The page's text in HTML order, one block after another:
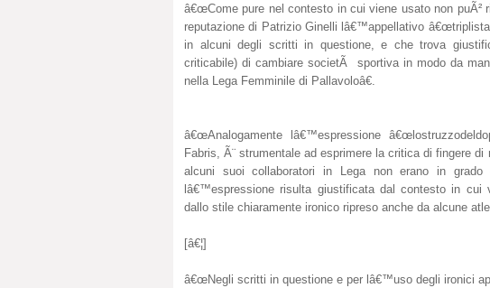
â€œCome pure nel contesto in cui viene usato non
reputazione di Patrizio Ginelli lâ€™appellativo
in alcuni degli scritti in questione, e che trova
criticabile) di cambiare societÃ sportiva in modo da
nella Lega Femminile di Pallavoloâ€.
â€œAnalogamente lâ€™espressione
Fabris, Ã¨ strumentale ad esprimere la critica di fingere
alcuni suoi collaboratori in Lega non erano in
lâ€™espressione risulta giustificata dal contesto in
dallo stile chiaramente ironico ripreso anche da alcune
[â€¦]
â€œNegli scritti in questione e per lâ€™uso degli ironici